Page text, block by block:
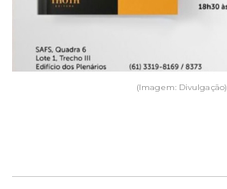
(Imagem: Divulgação)